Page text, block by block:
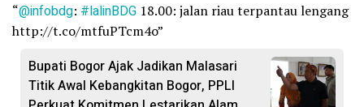
“@infobdg: #lalinBDG 18.00: jalan riau terpantau lengang
http://t.co/mtfuPTcm4o”
Bupati Bogor Ajak Jadikan Malasari
Titik Awal Kebangkitan Bogor, PPLI